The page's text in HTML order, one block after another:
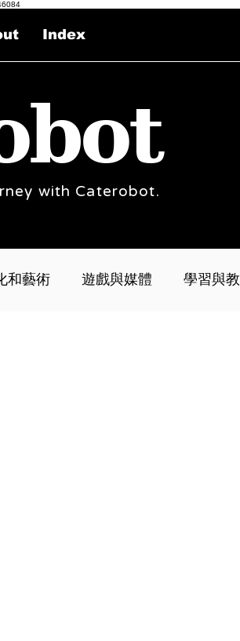
Index
with Caterobot.
和藝術 遊戲與媒體 學習與